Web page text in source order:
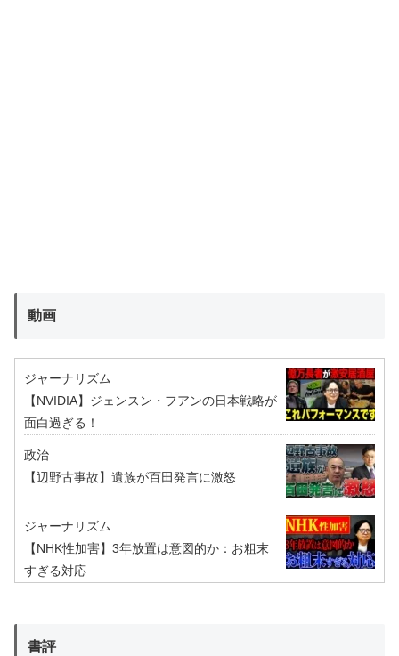
動画
ジャーナリズム
【NVIDIA】ジェンスン・フアンの日本戦略が
面白過ぎる！
政治
【辺野古事故】遺族が百田発言に激怒
ジャーナリズム
【NHK性加害】3年放置は意図的か：お粗末
すぎる対応
書評